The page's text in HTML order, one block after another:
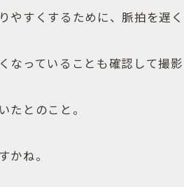
やすくするために、脈拍を遅く
なっていることも確認して撮影
たとのこと。
かね。